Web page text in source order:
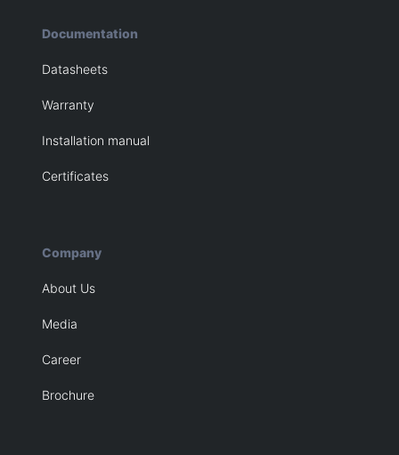
Documentation
Datasheets
Warranty
Installation manual
Certificates
Company
About Us
Media
Career
Brochure